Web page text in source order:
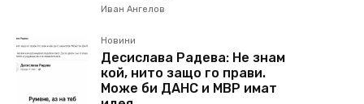
Иван Ангелов
Новини
Десислава Радева: Не знам
кой, нито защо го прави.
Може би ДАНС и МВР имат